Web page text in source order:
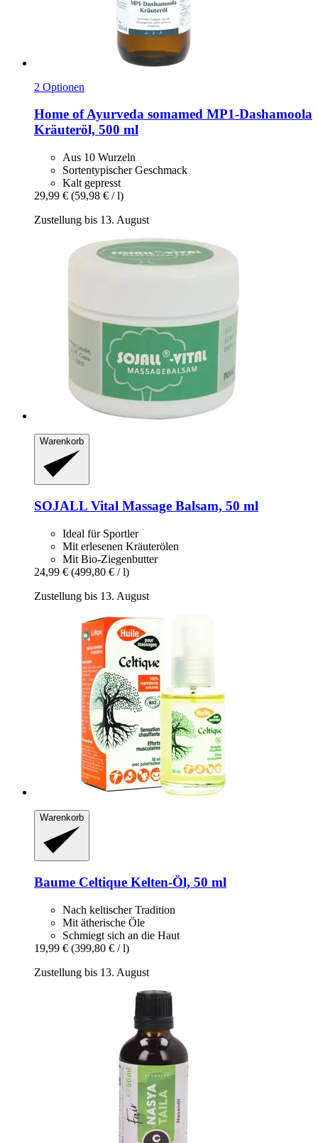
2 Optionen
Home of Ayurveda somamed MP1-​Dashamoola
Kräuteröl, 500 ml
Aus 10 Wurzeln
Sortentypischer Geschmack
Kalt gepresst
29,99 € (59,98 € / l)
Zustellung bis 13. August
Warenkorb
SOJALL Vital Massage Balsam, 50 ml
Ideal für Sportler
Mit erlesenen Kräuterölen
Mit Bio-Ziegenbutter
24,99 € (499,80 € / l)
Zustellung bis 13. August
Warenkorb
Baume Celtique Kelten-​Öl, 50 ml
Nach keltischer Tradition
Mit ätherische Öle
Schmiegt sich an die Haut
19,99 € (399,80 € / l)
Zustellung bis 13. August